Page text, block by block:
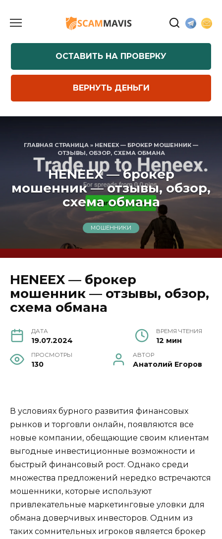
содержанию
ОСТАВИТЬ НА ПРОВЕРКУ
ВЕРНУТЬ ДЕНЬГИ
ГЛАВНАЯ СТРАНИЦА » HENEEX — БРОКЕР МОШЕННИК —
ОТЗЫВЫ, ОБЗОР, СХЕМА ОБМАНА
HENEEX — брокер
мошенник — отзывы, обзор,
схема обмана
МОШЕННИКИ
HENEEX — брокер
мошенник — отзывы, обзор,
схема обмана
ДАТА
19.07.2024
ВРЕМЯ ЧТЕНИЯ
12 мин
ПРОСМОТРЫ
130
АВТОР
Анатолий Егоров
В условиях бурного развития финансовых
рынков и торговли онлайн, появляются все
новые компании, обещающие своим клиентам
выгодные инвестиционные возможности и
быстрый финансовый рост. Однако среди
множества предложений нередко встречаются
мошенники, которые используют
привлекательные маркетинговые уловки для
обмана доверчивых инвесторов. Одним из
таких сомнительных игроков является брокер